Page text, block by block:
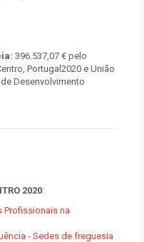
396.537,07 € pelo
Portugal2020 e União
Desenvolvimento
2020:
Profissionais na
- Sedes de freguesia